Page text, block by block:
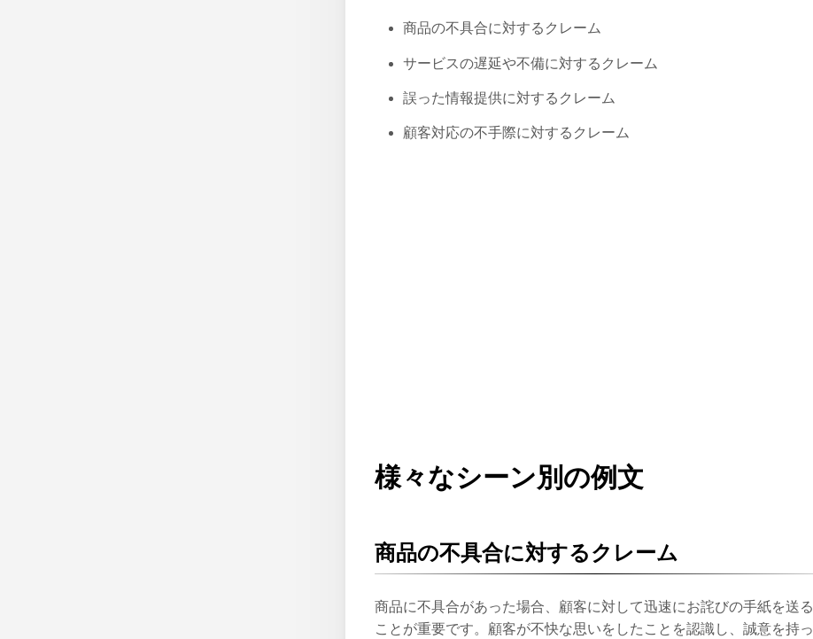
商品の不具合に対するクレーム
サービスの遅延や不備に対するクレーム
誤った情報提供に対するクレーム
顧客対応の不手際に対するクレーム
様々なシーン別の例文
商品の不具合に対するクレーム
商品に不具合があった場合、顧客に対して迅速にお詫びの手紙を送る
ことが重要です。顧客が不快な思いをしたことを認識し、誠意を持っ